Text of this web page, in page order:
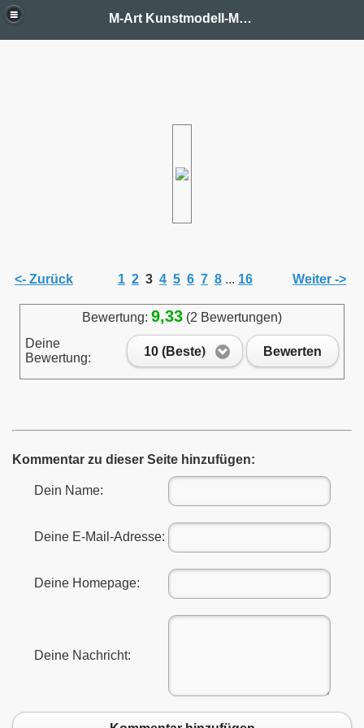
M-Art Kunstmodell-Manufaktur
<- Zurück 1 2 3 4 5 6 7 8 ... 16 Weiter ->
Bewertung: 9,33 (2 Bewertungen)
Deine
Bewertung:
10 (Beste) Bewerten
Kommentar zu dieser Seite hinzufügen:
Dein Name:
Deine E-Mail-Adresse:
Deine Homepage:
Deine Nachricht: